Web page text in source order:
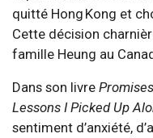
quitté Hong Kong et
Cette décision
famille Heung au
Dans son livre
Lessons I Picked Up
sentiment d’anxiété,